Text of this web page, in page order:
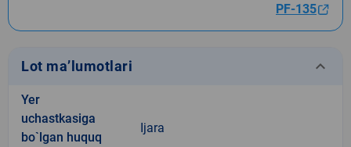
PF-135
Lot ma’lumotlari keyboard_arrow_down
Yer
uchastkasiga
bo`lgan huquq
Ijara